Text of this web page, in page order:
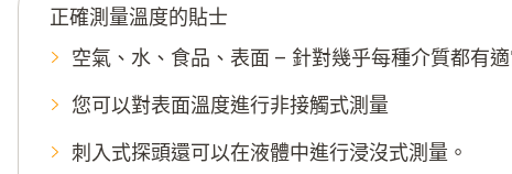
正確測量溫度的貼士
空氣、水、食品、表面 – 針對幾乎每種介質都有適
您可以對表面溫度進行非接觸式測量
刺入式探頭還可以在液體中進行浸沒式測量。